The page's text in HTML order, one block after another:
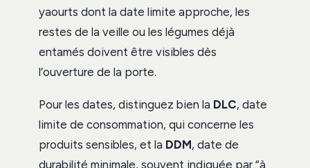
yaourts dont la date limite approche, les
restes de la veille ou les légumes déjà
entamés doivent être visibles dès
l’ouverture de la porte.
Pour les dates, distinguez bien la DLC, date
limite de consommation, qui concerne les
produits sensibles, et la DDM, date de
durabilité minimale, souvent indiquée par “à